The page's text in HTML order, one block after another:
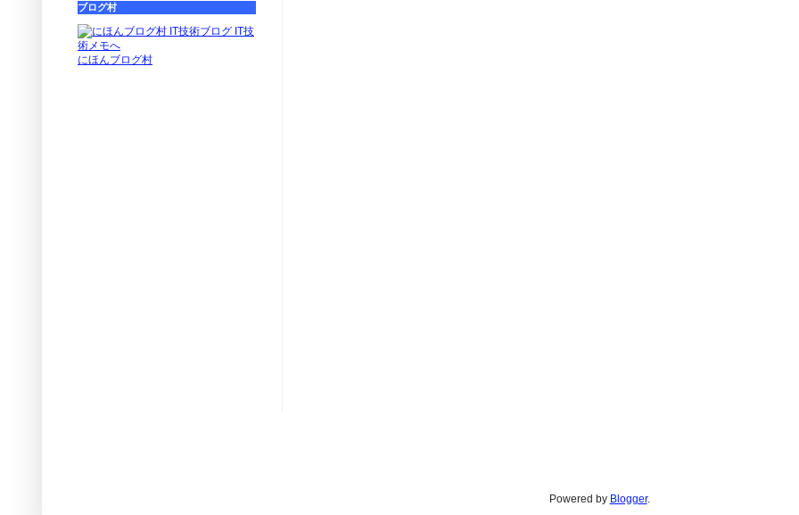
ブログ村
にほんブログ村
Powered by Blogger.